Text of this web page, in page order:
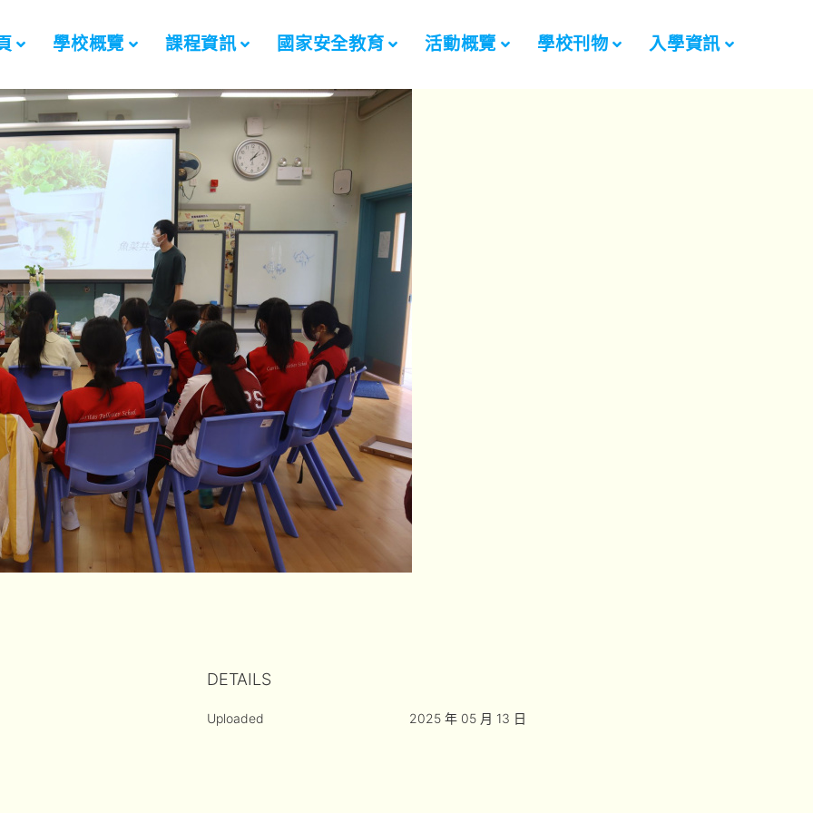
學校概覽 課程資訊 國家安全教育 活動概覽 學校刊物 入學資訊
DETAILS
Uploaded 2025 年 05 月 13 日